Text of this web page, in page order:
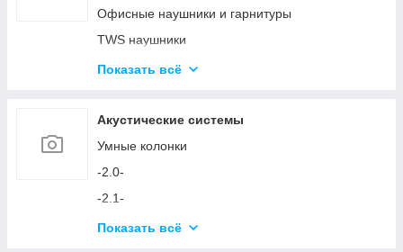
Аксессуары для ПК
Устройства ввода и аксессуары
Игровые кресла
Игровые устройства
Симуляторы и аксессуары
Офисные наушники и гарнитуры
TWS наушники
Микрофоны
Показать всё
Акустические системы
Умные колонки
-2.0-
-2.1-
Акустика с технологией Bluetooth
Показать всё